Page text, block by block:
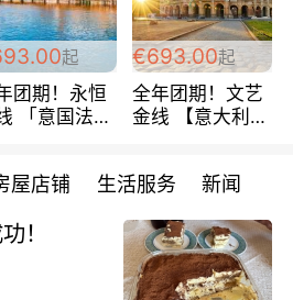
起
团期！永恒
「意国法
/天起 ~包拼房
€693.00起
全年团期！文艺
金线 【意大利一
每周铁发！
屋店铺 生活服务 新闻
！